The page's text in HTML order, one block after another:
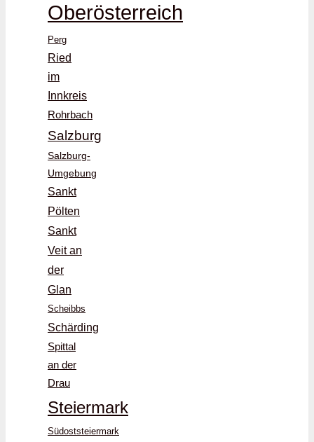
Oberösterreich
Perg
Ried
im
Innkreis
Rohrbach
Salzburg
Salzburg-
Umgebung
Sankt
Pölten
Sankt
Veit an
der
Glan
Scheibbs
Schärding
Spittal
an der
Drau
Steiermark
Südoststeiermark